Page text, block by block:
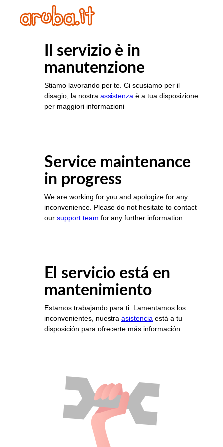
Il servizio è in
manutenzione
Stiamo lavorando per te. Ci scusiamo per il
disagio, la nostra assistenza è a tua disposizione
per maggiori informazioni
Service maintenance
in progress
We are working for you and apologize for any
inconvenience. Please do not hesitate to contact
our support team for any further information
El servicio está en
mantenimiento
Estamos trabajando para ti. Lamentamos los
inconvenientes, nuestra asistencia está a tu
disposición para ofrecerte más información